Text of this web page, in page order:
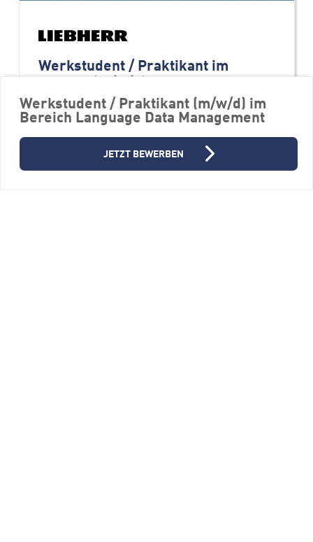
Werkstudent / Praktikant (m/w/d) im
Bereich Language Data Management
JETZT BEWERBEN
Werkstudent / Praktikant im
Einkauf (m/w/d)
Firmengruppe Liebherr
Referendariat, Volontariat, Trainee